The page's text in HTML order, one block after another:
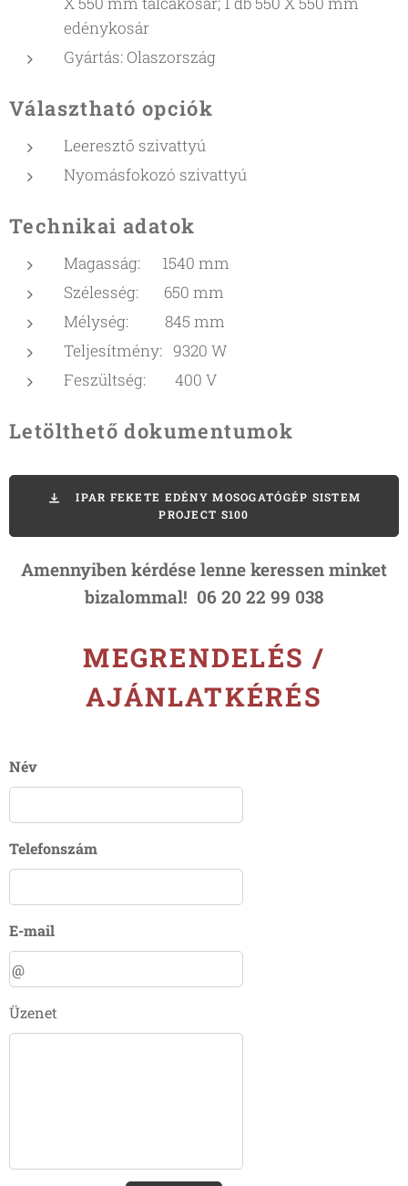
edénykosár
Gyártás: Olaszország
Választható opciók
Leeresztő szivattyú
Nyomásfokozó szivattyú
Technikai adatok
Magasság: 1540 mm
Szélesség: 650 mm
Mélység: 845 mm
Teljesítmény: 9320 W
Feszültség: 400 V
Letölthető dokumentumok
IPAR FEKETE EDÉNY MOSOGATÓGÉP SISTEM
PROJECT S100
Amennyiben kérdése lenne keressen minket
bizalommal! 06 20 22 99 038
MEGRENDELÉS /
AJÁNLATKÉRÉS
Név
Telefonszám
E-mail
Üzenet